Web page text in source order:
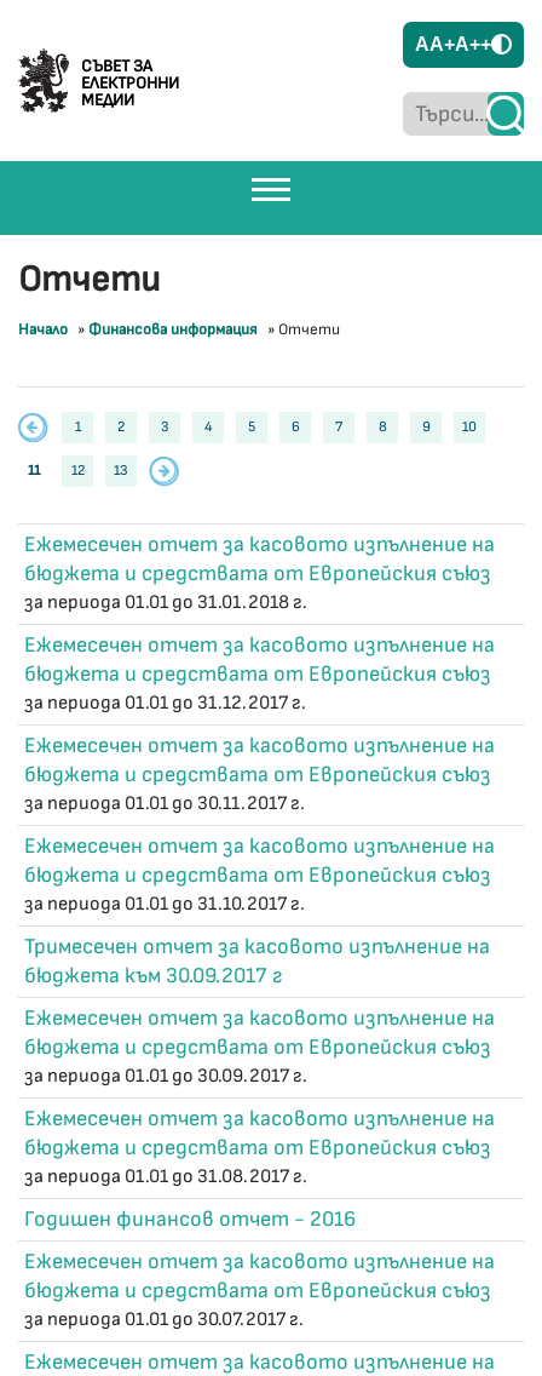
СЪВЕТ ЗА
ЕЛЕКТРОННИ
МЕДИИ
AA+A++
Отчети
Начало » Финансова информация » Отчети
1 2 3 4 5 6 7 8 9 10
11 12 13
Ежемесечен отчет за касовото изпълнение на
бюджета и средствата от Европейския съюз
за периода 01.01 до 31.01.2018 г.
Ежемесечен отчет за касовото изпълнение на
бюджета и средствата от Европейския съюз
за периода 01.01 до 31.12.2017 г.
Ежемесечен отчет за касовото изпълнение на
бюджета и средствата от Европейския съюз
за периода 01.01 до 30.11.2017 г.
Ежемесечен отчет за касовото изпълнение на
бюджета и средствата от Европейския съюз
за периода 01.01 до 31.10.2017 г.
Тримесечен отчет за касовото изпълнение на
бюджета към 30.09.2017 г
Ежемесечен отчет за касовото изпълнение на
бюджета и средствата от Европейския съюз
за периода 01.01 до 30.09.2017 г.
Ежемесечен отчет за касовото изпълнение на
бюджета и средствата от Европейския съюз
за периода 01.01 до 31.08.2017 г.
Годишен финансов отчет - 2016
Ежемесечен отчет за касовото изпълнение на
бюджета и средствата от Европейския съюз
за периода 01.01 до 30.07.2017 г.
Ежемесечен отчет за касовото изпълнение на